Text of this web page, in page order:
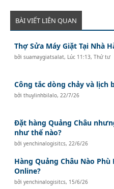
BÀI VIẾT LIÊN QUAN
Thợ Sửa Máy Giặt Tại Nhà
bởisuamaygiatsalat, Lúc 11:13, Thứ tư
Công tắc dòng chảy và lịch
bởithuylinhbilalo, 22/7/26
Đặt hàng Quảng Châu
như thế nào?
bởiyenchinalogisitcs, 22/6/26
Hàng Quảng Châu Nào
Online?
bởiyenchinalogisitcs, 15/6/26